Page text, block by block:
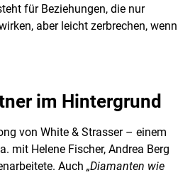
für Beziehungen, die nur
aber leicht zerbrechen, wenn
im Hintergrund
von White & Strasser – einem
mit Helene Fischer, Andrea Berg
Auch „Diamanten wie